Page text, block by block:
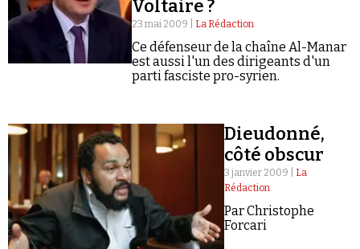
Revues de presse
Faire un don
Voltaire ?
23 mai 2009 | La Rédaction
Ce défenseur de la chaîne Al-Manar
est aussi l'un des dirigeants d'un
parti fasciste pro-syrien.
Dieudonné,
côté obscur
3 janvier 2009 | La
Rédaction
Par Christophe
Forcari